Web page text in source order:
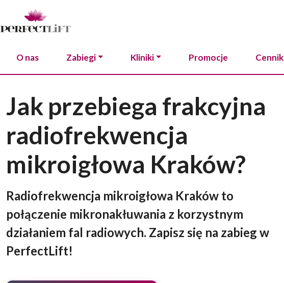
O nas Zabiegi Kliniki Promocje Cennik
Jak przebiega frakcyjna
radiofrekwencja
mikroigłowa Kraków?
Radiofrekwencja mikroigłowa Kraków to
połączenie mikronakłuwania z korzystnym
działaniem fal radiowych. Zapisz się na zabieg w
PerfectLift!